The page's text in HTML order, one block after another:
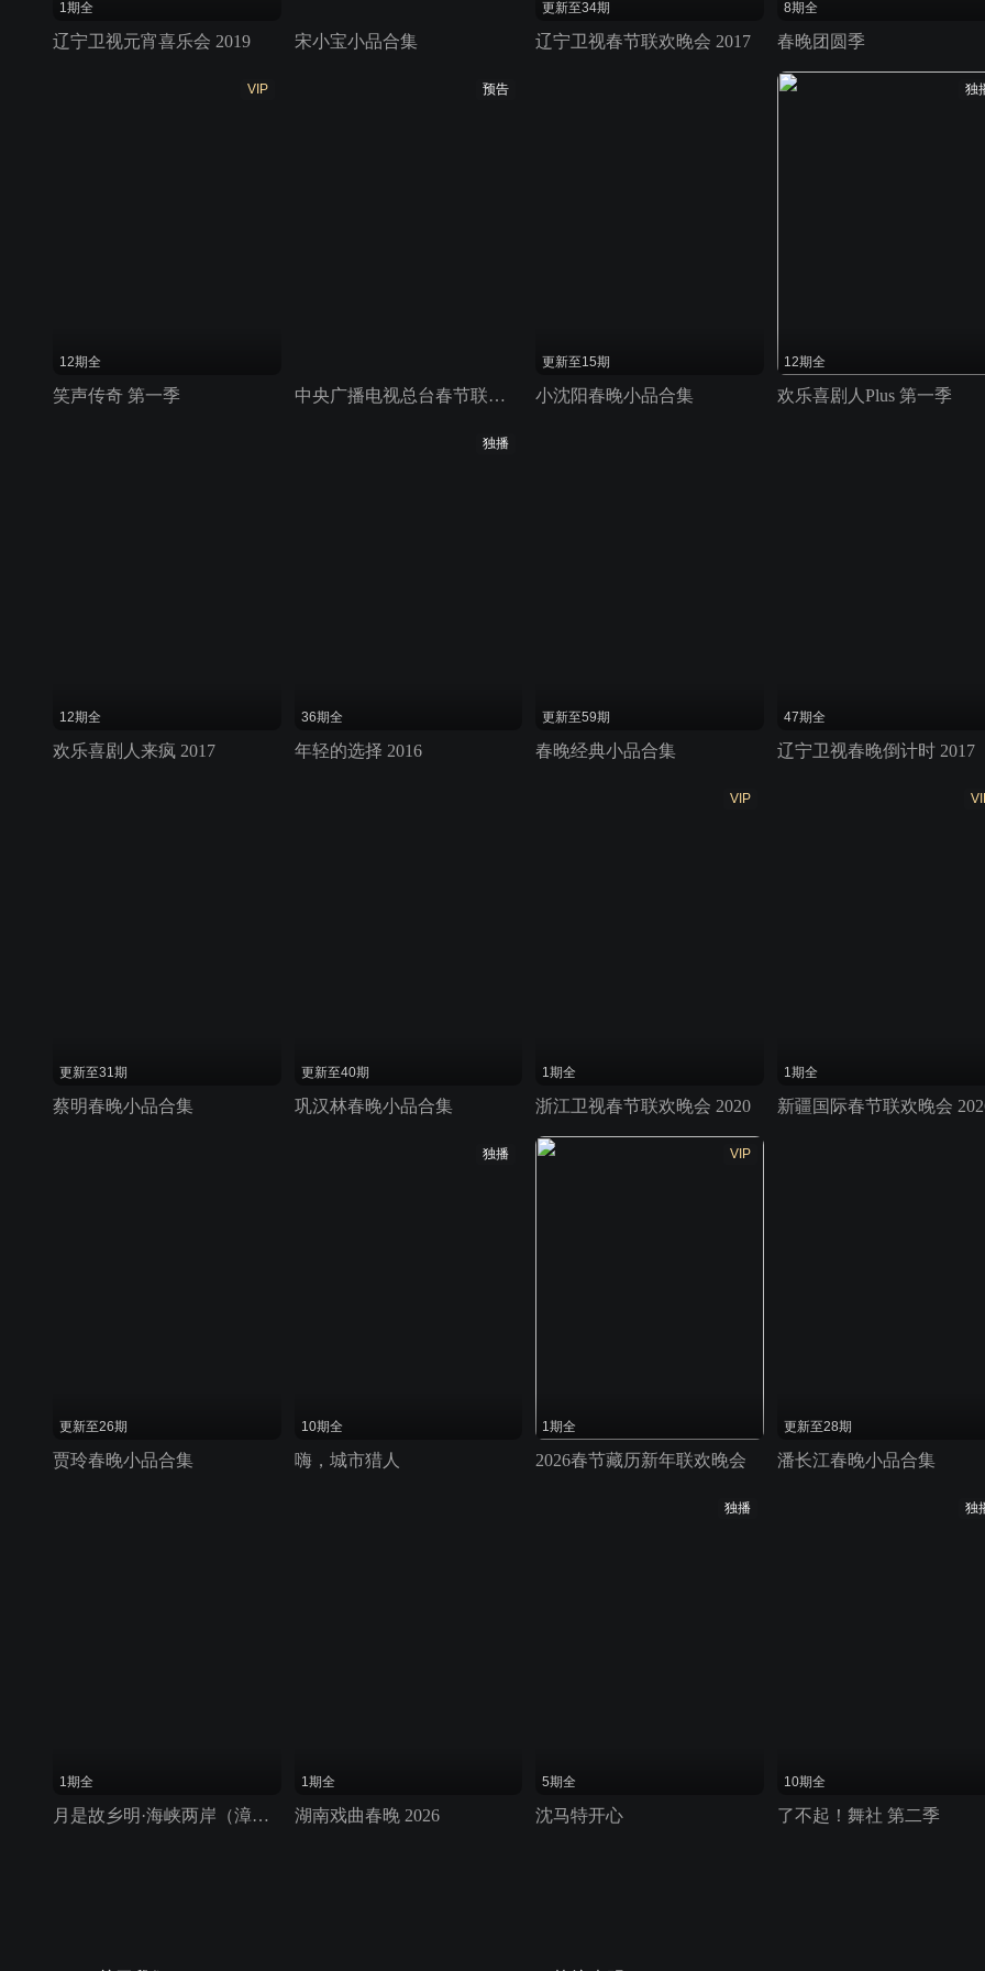
1期全
辽宁卫视元宵喜乐会 2019 宋小宝小品合集
更新至34期
辽宁卫视春节联欢晚会 2017
8期全
春晚团圆季
VIP
12期全
笑声传奇 第一季
预告
中央广播电视总台春节联欢晚会 2020
更新至15期
小沈阳春晚小品合集
独
12期全
欢乐喜剧人Plus 第一季
12期全
欢乐喜剧人来疯 2017
独播
36期全
年轻的选择 2016
更新至59期
春晚经典小品合集
47期全
辽宁卫视春晚倒计时 2017
更新至31期
蔡明春晚小品合集
更新至40期
巩汉林春晚小品合集
VIP
1期全
浙江卫视春节联欢晚会 2020
1期全
新疆国际春节联欢晚会
更新至26期
贾玲春晚小品合集
独播
10期全
嗨，城市猎人
VIP
1期全
2026春节藏历新年联欢晚会
更新至28期
潘长江春晚小品合集
1期全
月是故乡明·海峡两岸（漳州）中秋晚会 2025
1期全
湖南戏曲春晚 2026
独播
5期全
沈马特开心
独
10期全
了不起！舞社 第二季